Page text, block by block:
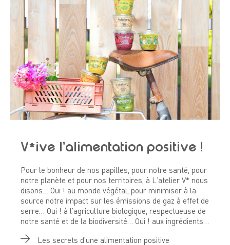
V*ive l’alimentation positive !
Pour le bonheur de nos papilles, pour notre santé, pour
notre planète et pour nos territoires, à L’atelier V* nous
disons… Oui ! au monde végétal, pour minimiser à la
source notre impact sur les émissions de gaz à effet de
serre… Oui ! à l’agriculture biologique, respectueuse de
notre santé et de la biodiversité… Oui ! aux ingrédients…
Les secrets d'une alimentation positive